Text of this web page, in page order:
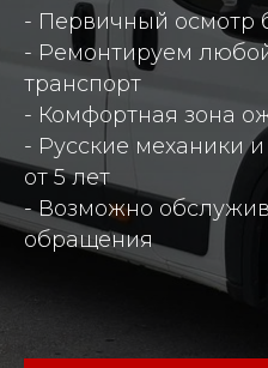
- Первичный осмотр
- Ремонтируем
транспорт
- Комфортная зона
- Русские механики
от 5 лет
- Возможно
обращения